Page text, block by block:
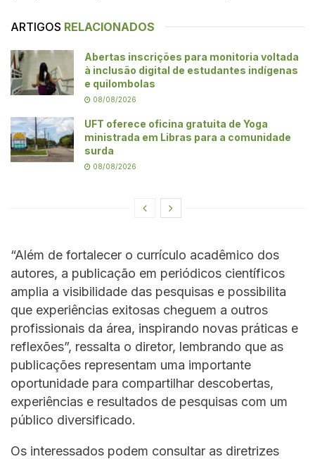
ARTIGOS RELACIONADOS
Abertas inscrições para monitoria voltada
à inclusão digital de estudantes indígenas
e quilombolas
08/08/2026
UFT oferece oficina gratuita de Yoga
ministrada em Libras para a comunidade
surda
08/08/2026
“Além de fortalecer o currículo acadêmico dos
autores, a publicação em periódicos científicos
amplia a visibilidade das pesquisas e possibilita
que experiências exitosas cheguem a outros
profissionais da área, inspirando novas práticas e
reflexões”, ressalta o diretor, lembrando que as
publicações representam uma importante
oportunidade para compartilhar descobertas,
experiências e resultados de pesquisas com um
público diversificado.
Os interessados podem consultar as diretrizes